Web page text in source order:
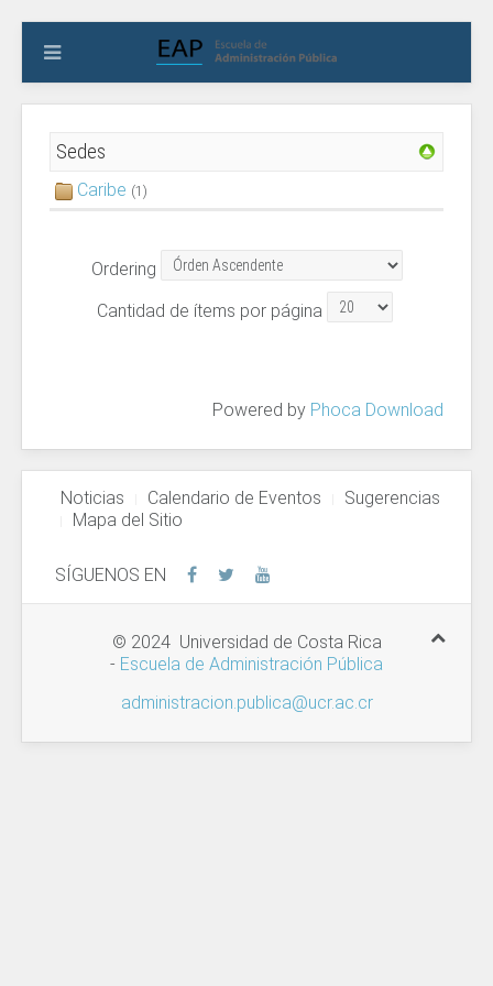
Sedes
Caribe (1)
Ordering
Cantidad de ítems por página
Powered by Phoca Download
Noticias Calendario de Eventos
Sugerencias
Mapa del Sitio
SÍGUENOS EN
© 2024 Universidad de Costa Rica
- Escuela de Administración Pública
administracion.publica@ucr.ac.cr